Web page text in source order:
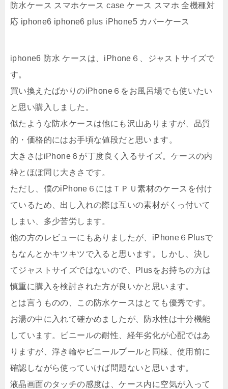
防水ケース スマホケース case ケース スマホ 全機種対
応 iphone6 iphone6 plus iPhone5 カバーケース
iphone6 防水 ケースは、iPhone６、ジャストサイズで
す。
買い換えたばかりのiPhone６をお風呂場でも使いたい
と思い購入しました。
似たような防水ケースは他にも沢山ありますが、品質
的・価格的にはお手頃な値段だと思います。
大きさはiPhone６が丁度良く入るサイズ。ケースの内
枠とほぼ同じ大きさです。
ただし、僕のiPhone６にはＴＰＵ素材のケースを付け
ているため、出し入れの際は互いの素材がくっ付いて
しまい、多少苦労します。
他の方のレビューにもありましたが、iPhone６Plusで
もなんとかキツキツで入ると思います。しかし、決し
てジャストサイズではないので、Plusをお持ちの方は
慎重に購入を検討された方が良いかと思います。
とは言うものの、この防水ケースはとても優秀です。
お湯の中に入れて確かめましたが、防水性は十分機能
しています。ビニールの耐性、経年劣化が心配ではあ
りますが、浮き輪やビニールプールと同様、使用前に
確認しながら使っていけば問題ないと思います。
液晶画面のタッチの感度は、ケース内に空気が入って